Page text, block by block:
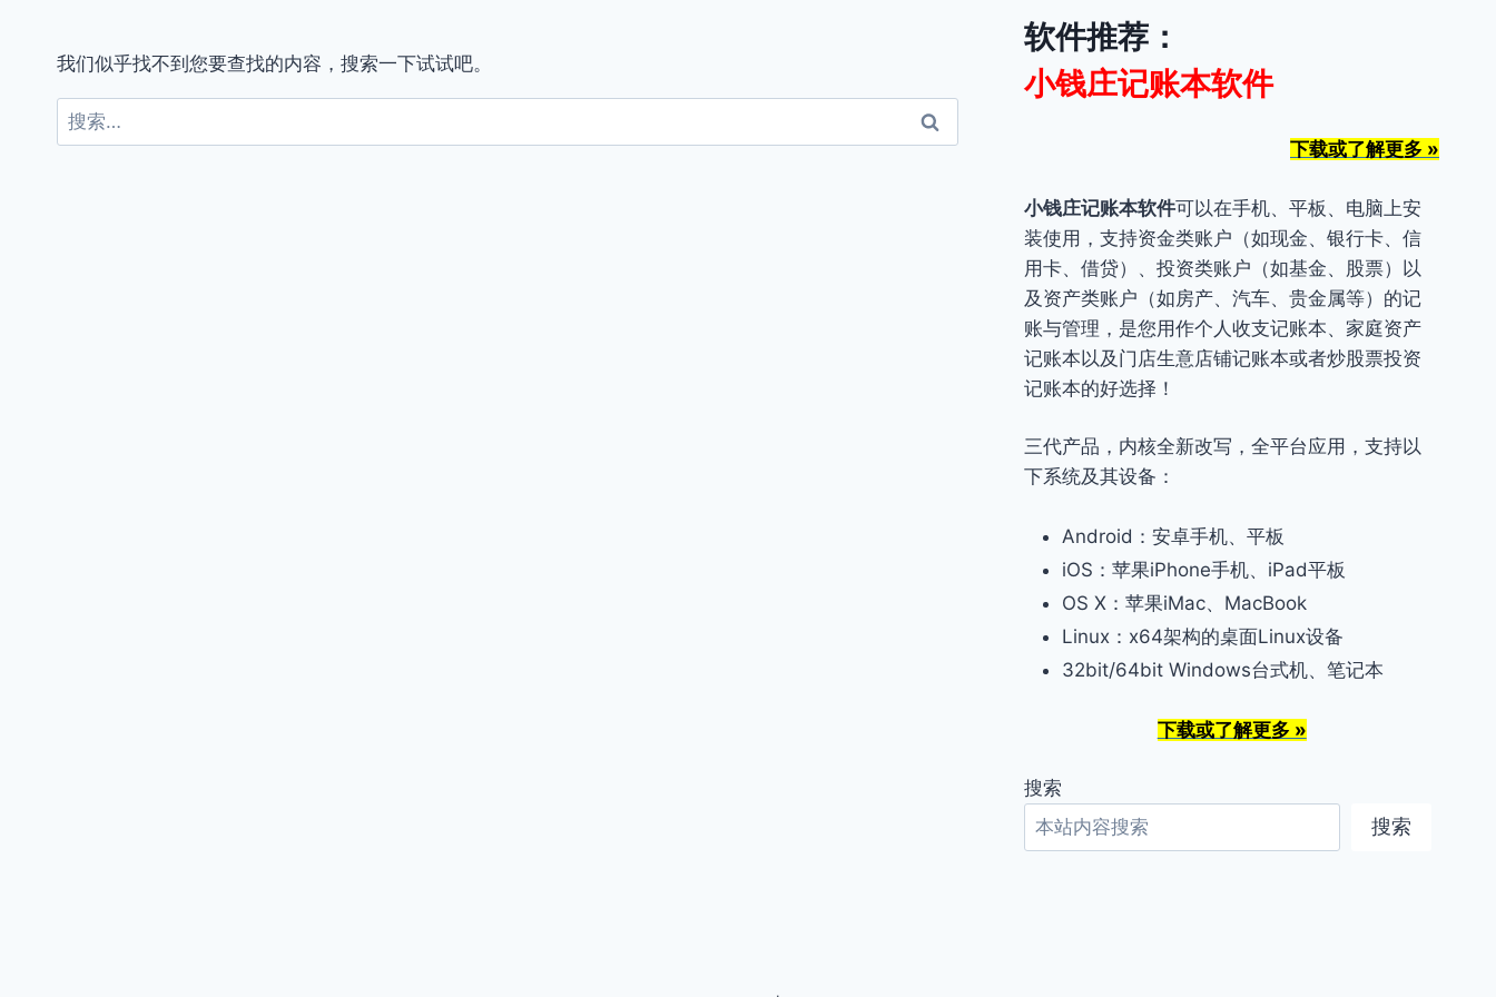
我们似乎找不到您要查找的内容，搜索一下试试吧。
搜
索：
软件推荐：
小钱庄记账本软件
下载或了解更多 »
小钱庄记账本软件可以在手机、平板、电脑上安
装使用，支持资金类账户（如现金、银行卡、信
用卡、借贷）、投资类账户（如基金、股票）以
及资产类账户（如房产、汽车、贵金属等）的记
账与管理，是您用作个人收支记账本、家庭资产
记账本以及门店生意店铺记账本或者炒股票投资
记账本的好选择！
三代产品，内核全新改写，全平台应用，支持以
下系统及其设备：
Android：安卓手机、平板
iOS：苹果iPhone手机、iPad平板
OS X：苹果iMac、MacBook
Linux：x64架构的桌面Linux设备
32bit/64bit Windows台式机、笔记本
下载或了解更多 »
搜索
搜索